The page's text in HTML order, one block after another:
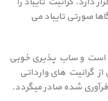
صورتی تایباد می
است و ساب پذیری خوبی
گرانیت های وارداتی
شده صادر میگردد.